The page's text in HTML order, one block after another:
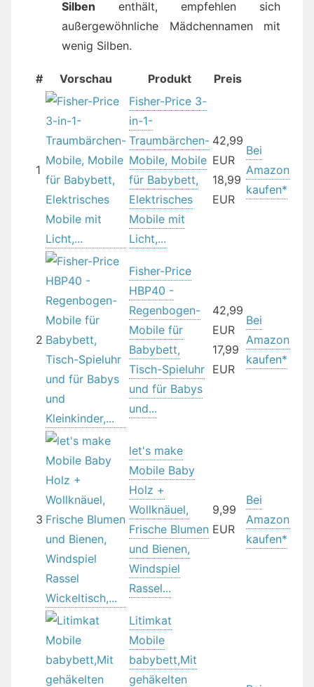
Silben enthält, empfehlen sich
außergewöhnliche Mädchennamen mit
wenig Silben.
# Vorschau Produkt Preis
1
Fisher-Price 3-
in-1-
Traumbärchen-
Mobile, Mobile
für Babybett,
Elektrisches
Mobile mit
Licht,...
42,99
EUR
18,99
EUR
Bei
Amazon
kaufen*
2
Fisher-Price
HBP40 -
Regenbogen-
Mobile für
Babybett,
Tisch-Spieluhr
und für Babys
und...
42,99
EUR
17,99
EUR
Bei
Amazon
kaufen*
3
let's make
Mobile Baby
Holz +
Wollknäuel,
Frische Blumen
und Bienen,
Windspiel
Rassel...
9,99
EUR
Bei
Amazon
kaufen*
Litimkat
Mobile
babybett,Mit
gehäkelten